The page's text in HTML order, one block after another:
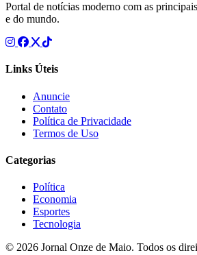
Portal de notícias moderno com as
e do mundo.
Links Úteis
Anuncie
Contato
Política de Privacidade
Termos de Uso
Categorias
Política
Economia
Esportes
Tecnologia
© 2026 Jornal Onze de Maio. Todos os